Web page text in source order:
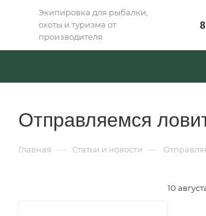
Экипировка для рыбалки,
охоты и туризма от
производителя
Отправляемся
Главная — Статьи и новости —
10